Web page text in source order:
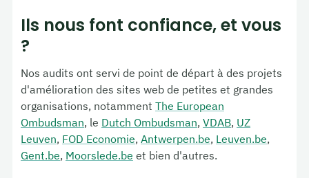
Ils nous font confiance, et vous
?
Nos audits ont servi de point de départ à des projets
d'amélioration des sites web de petites et grandes
organisations, notamment The European
Ombudsman, le Dutch Ombudsman, VDAB, UZ
Leuven, FOD Economie, Antwerpen.be, Leuven.be,
Gent.be, Moorslede.be et bien d'autres.